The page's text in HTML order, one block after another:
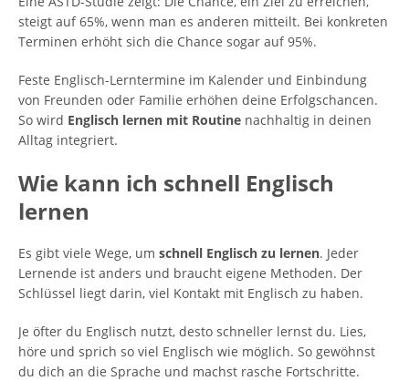
steigt auf 65%, wenn man es anderen mitteilt. Bei konkreten
Terminen erhöht sich die Chance sogar auf 95%.
Feste Englisch-Lerntermine im Kalender und Einbindung
von Freunden oder Familie erhöhen deine Erfolgschancen.
So wird Englisch lernen mit Routine nachhaltig in deinen
Alltag integriert.
Wie kann ich schnell Englisch
lernen
Es gibt viele Wege, um schnell Englisch zu lernen. Jeder
Lernende ist anders und braucht eigene Methoden. Der
Schlüssel liegt darin, viel Kontakt mit Englisch zu haben.
Je öfter du Englisch nutzt, desto schneller lernst du. Lies,
höre und sprich so viel Englisch wie möglich. So gewöhnst
du dich an die Sprache und machst rasche Fortschritte.